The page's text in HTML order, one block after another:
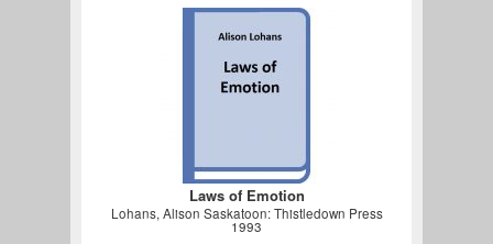
Laws of Emotion
Lohans, Alison Saskatoon: Thistledown Press
1993